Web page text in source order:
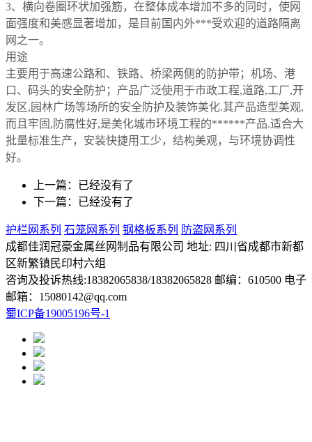
3、横向卷圈环状加强筋，在整体成本增加不多的同时，使网
面强度和美感显著增加，是目前国内外***受欢迎的道路隔离
网之一。
用途
主要用于高速公路和、铁路、桥梁两侧的防护带；机场、港
口、码头的安全防护；产品广泛使用于市政工程,道路,工厂,开
发区,园林广场等场所的安全防护及装饰美化.其产品造型美观,
而且牢固,防腐性好,是美化城市环境工程的******产品.适合大
批量标准生产，安装快捷用工少，结构美观，与环境协调性
好。
上一篇：已经没有了
下一篇：已经没有了
护栏网系列 石笼网系列 钢格板系列
防盗网系列
成都佳润冠豪金属丝网制品有限公司 地址: 四川省成都市新都
区新繁镇民印村六组
咨询及投诉热线:18382065838/18382065828 邮编：610500 电子
邮箱：15080142@qq.com
蜀ICP备19005196号-1